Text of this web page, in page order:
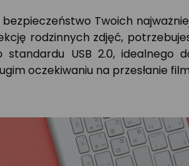
Twoich
rodzinnych zdjęć,
standardu USB 2.0,idealnego
oczekiwaniu na przesłanie